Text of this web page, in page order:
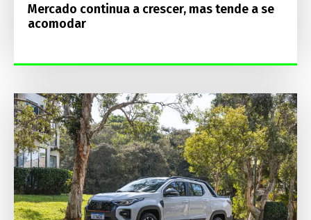
Mercado continua a crescer, mas tende a se
acomodar